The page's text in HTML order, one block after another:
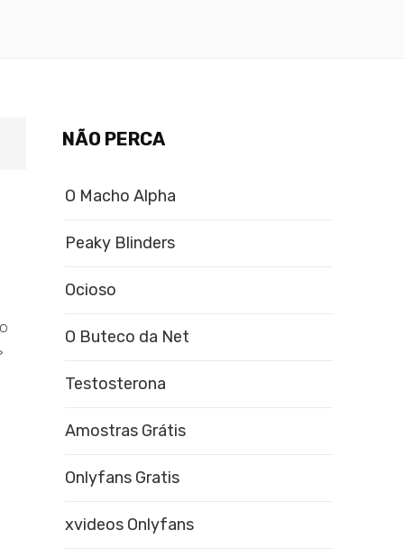
NÃO PERCA
O Macho Alpha
Peaky Blinders
Ocioso
O Buteco da Net
Testosterona
Amostras Grátis
Onlyfans Gratis
xvideos Onlyfans